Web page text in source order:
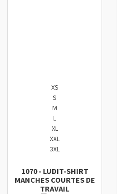
XS
S
M
L
XL
XXL
3XL
1070- LUDIT-SHIRT
MANCHES COURTES DE
TRAVAIL